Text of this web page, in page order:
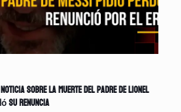
sobre la muerte del padre de Lionel
su renuncia